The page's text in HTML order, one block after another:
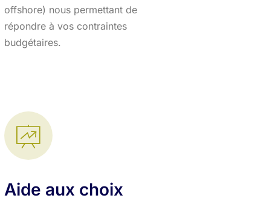
offshore) nous permettant de
répondre à vos contraintes
budgétaires.
Aide aux choix